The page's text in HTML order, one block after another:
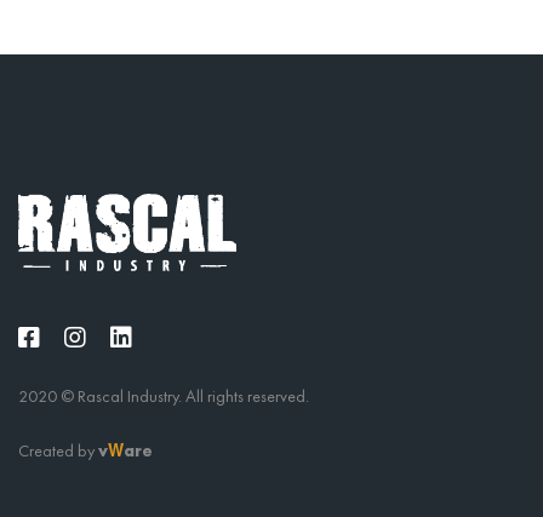
2020 © Rascal Industry. All rights reserved.
Created byvWare